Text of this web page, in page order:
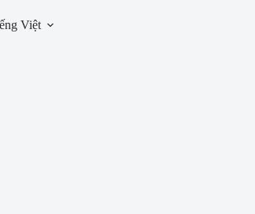
Việt